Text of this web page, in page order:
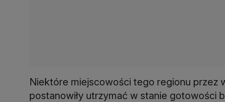
Niektóre miejscowości tego regionu przez
postanowiły utrzymać w stanie gotowości